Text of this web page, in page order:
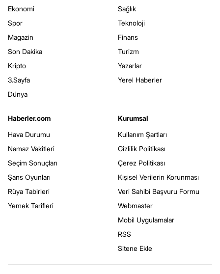
Ekonomi
Spor
Magazin
Son Dakika
Kripto
3.Sayfa
Dünya
Sağlık
Teknoloji
Finans
Turizm
Yazarlar
Yerel Haberler
Haberler.com
Hava Durumu
Namaz Vakitleri
Seçim Sonuçları
Şans Oyunları
Rüya Tabirleri
Yemek Tarifleri
Kurumsal
Kullanım Şartları
Gizlilik Politikası
Çerez Politikası
Kişisel Verilerin Korunması
Veri Sahibi Başvuru Formu
Webmaster
Mobil Uygulamalar
RSS
Sitene Ekle